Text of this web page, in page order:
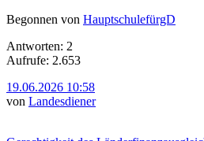
Begonnen von HauptschulefürgD
Antworten: 2
Aufrufe: 2.653
19.06.2026 10:58
von Landesdiener